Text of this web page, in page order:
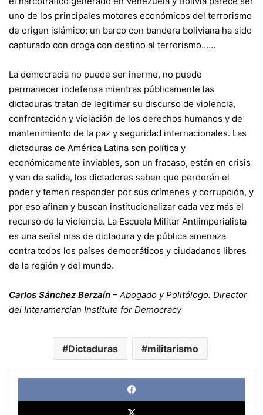
uno de los principales motores económicos del terrorismo
de origen islámico; un barco con bandera boliviana ha sido
capturado con droga con destino al terrorismo……
La democracia no puede ser inerme, no puede
permanecer indefensa mientras públicamente las
dictaduras tratan de legitimar su discurso de violencia,
confrontación y violación de los derechos humanos y de
mantenimiento de la paz y seguridad internacionales. Las
dictaduras de América Latina son política y
económicamente inviables, son un fracaso, están en crisis
y van de salida, los dictadores saben que perderán el
poder y temen responder por sus crímenes y corrupción, y
por eso afinan y buscan institucionalizar cada vez más el
recurso de la violencia. La Escuela Militar Antiimperialista
es una señal mas de dictadura y de pública amenaza
contra todos los países democráticos y ciudadanos libres
de la región y del mundo.
Carlos Sánchez Berzaín – Abogado y Politólogo. Director
del Interamercian Institute for Democracy
Dictaduras militarismo
X